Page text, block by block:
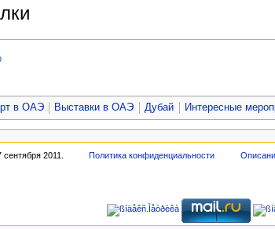
в ОАЭ Выставки в ОАЭ Дубай Интересные
2011. Политика конфиденциальности